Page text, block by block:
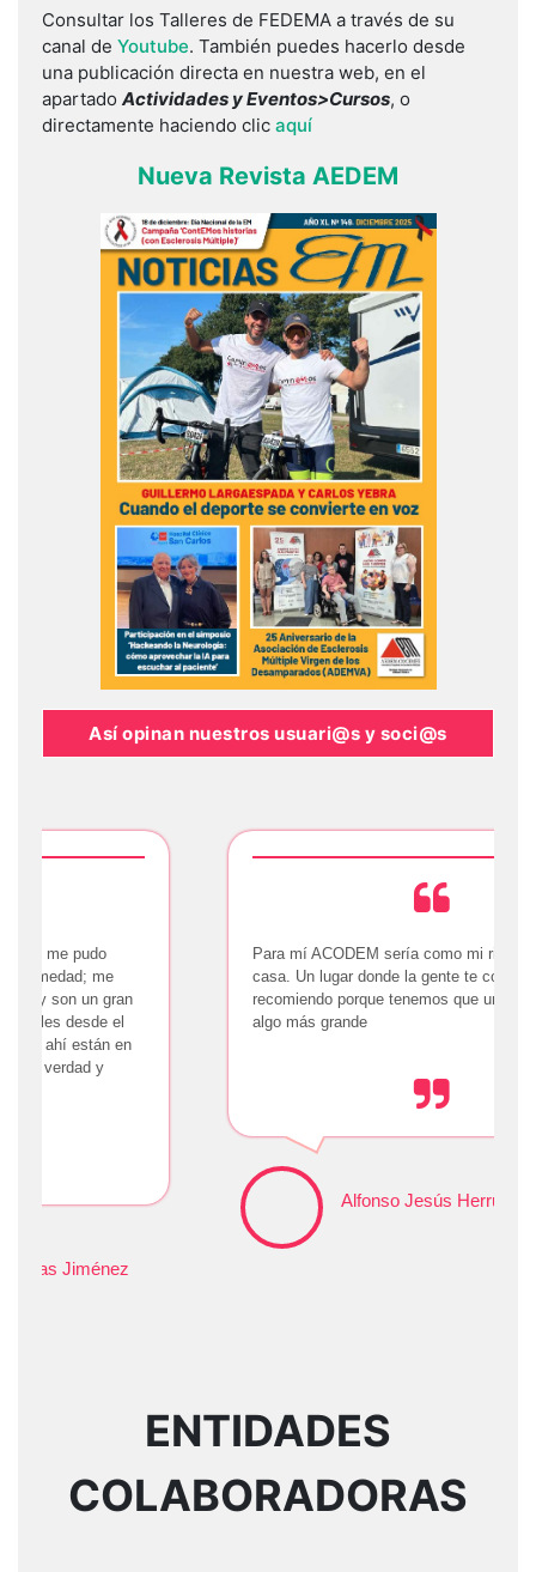
Consultar los Talleres de FEDEMA a través de su
canal de Youtube. También puedes hacerlo desde
una publicación directa en nuestra web, en el
apartado Actividades y Eventos>Cursos, o
directamente haciendo clic aquí
Nueva Revista AEDEM
Así opinan nuestros usuari@s y soci@s
Para mí ACODEM sería como mi rincón de la
casa. Un lugar donde la gente te comprende. Lo
recomiendo porque tenemos que unirnos para ser
algo más grande
Alfonso Jesús Herruzo-Olmo
ENTIDADES
COLABORADORAS